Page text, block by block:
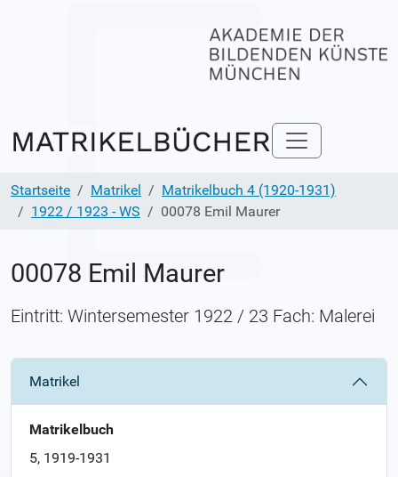
Startseite Matrikel
Matrikelbuch 4 (1920-1931)
1922 / 1923 - WS
00078 Emil Maurer
00078 Emil Maurer
Eintritt: Wintersemester 1922 / 23 Fach: Malerei
Matrikel
Matrikelbuch
5, 1919-1931